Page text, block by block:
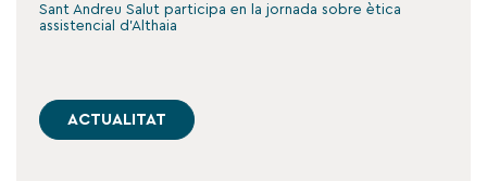
Sant Andreu Salut participa en la jornada sobre ètica
assistencial d’Althaia
ACTUALITAT